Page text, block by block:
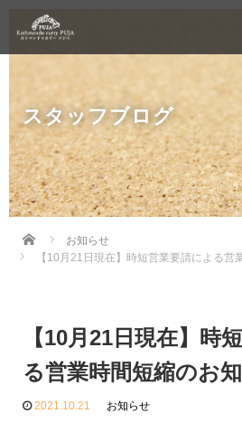
スタッフブログ
Home
お知らせ
【10月21日現在】時短営業要請による営
【10月21日現在】時
る営業時間短縮のお
2021.10.21 お知らせ